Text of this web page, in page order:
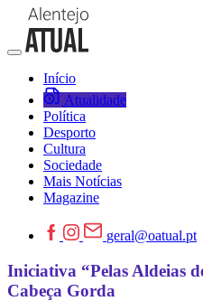
Início
Atualidade
Política
Desporto
Cultura
Sociedade
Mais Notícias
Magazine
geral@oatual.pt
Iniciativa “Pelas Aldeias
Cabeça Gorda